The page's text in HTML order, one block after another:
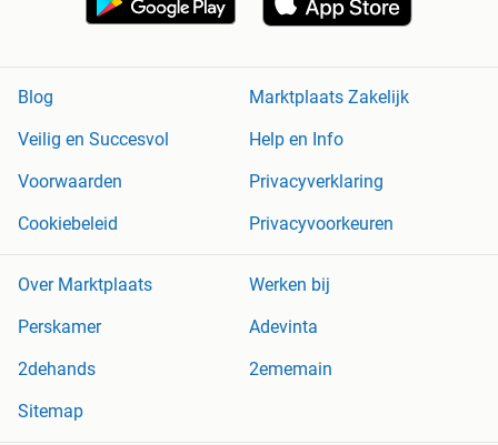
Blog
Marktplaats Zakelijk
Veilig en Succesvol
Help en Info
Voorwaarden
Privacyverklaring
Cookiebeleid
Privacyvoorkeuren
Over Marktplaats
Werken bij
Perskamer
Adevinta
2dehands
2ememain
Sitemap